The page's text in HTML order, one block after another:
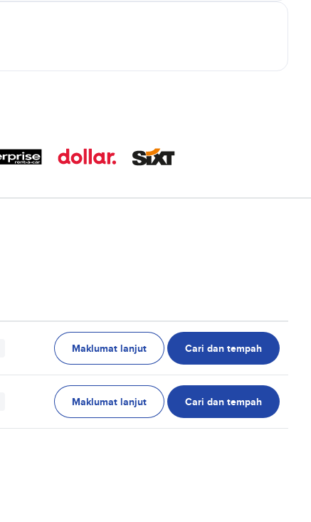
Maklumat lanjut Cari dan tempah
Maklumat lanjut Cari dan tempah